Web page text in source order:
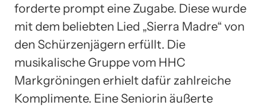
forderte prompt eine Zugabe. Diese wurde
mit dem beliebten Lied „Sierra Madre“ von
den Schürzenjägern erfüllt. Die
musikalische Gruppe vom HHC
Markgröningen erhielt dafür zahlreiche
Komplimente. Eine Seniorin äußerte